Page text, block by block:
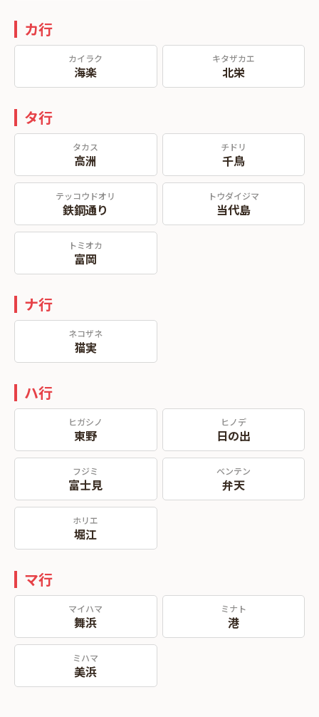
カ行
カイラク
海楽
キタザカエ
北栄
タ行
タカス
高洲
チドリ
千鳥
テッコウドオリ
鉄鋼通り
トウダイジマ
当代島
トミオカ
富岡
ナ行
ネコザネ
猫実
ハ行
ヒガシノ
東野
ヒノデ
日の出
フジミ
富士見
ベンテン
弁天
ホリエ
堀江
マ行
マイハマ
舞浜
ミナト
港
ミハマ
美浜